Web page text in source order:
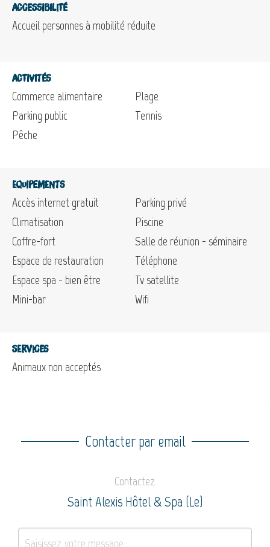
Accessibilité
Accueil personnes à mobilité réduite
Activités
Commerce alimentaire
Parking public
Pêche
Plage
Tennis
Equipements
Accès internet gratuit
Climatisation
Coffre-fort
Espace de restauration
Espace spa - bien être
Mini-bar
Parking privé
Piscine
Salle de réunion - séminaire
Téléphone
Tv satellite
Wifi
Services
Animaux non acceptés
Contacter par email
Contactez
Saint Alexis Hôtel & Spa (Le)